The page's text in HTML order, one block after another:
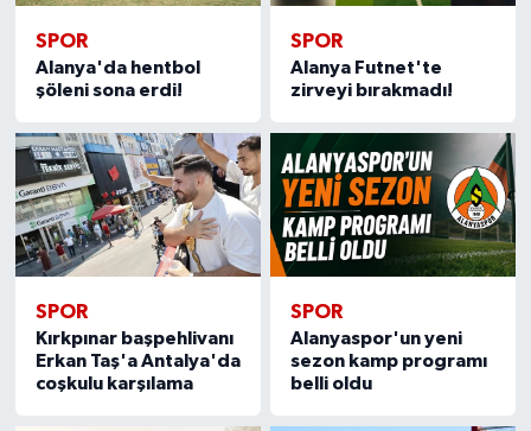
SPOR
Alanya'da hentbol
şöleni sona erdi!
SPOR
Alanya Futnet'te
zirveyi bırakmadı!
SPOR
Kırkpınar başpehlivanı
Erkan Taş'a Antalya'da
coşkulu karşılama
SPOR
Alanyaspor'un yeni
sezon kamp programı
belli oldu